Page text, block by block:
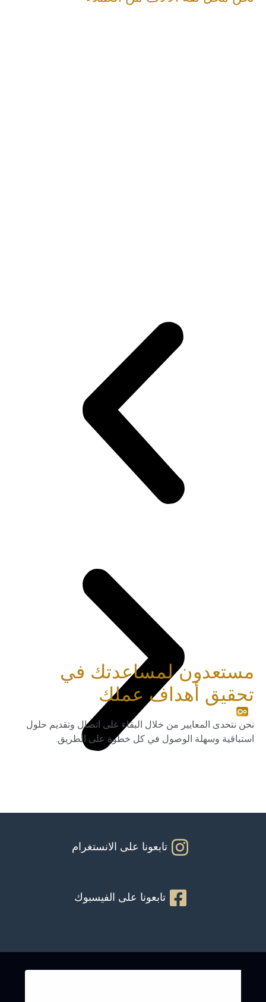
مستعدون لمساعدتك في
تحقيق أهداف عملك
نحن نتحدى المعايير من خلال البقاء على اتصال وتقديم حلول
استباقية وسهلة الوصول في كل خطوة على الطريق.
تابعونا على الانستغرام
تابعونا على الفيسبوك